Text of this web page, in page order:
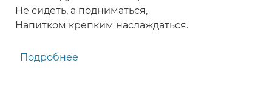
Не сидеть, а подниматься,
Напитком крепким наслаждаться.
Подробнее